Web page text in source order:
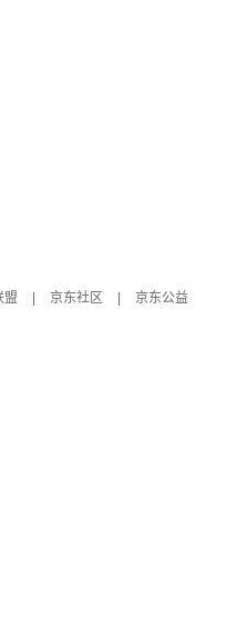
盟 京东社区
京东公益